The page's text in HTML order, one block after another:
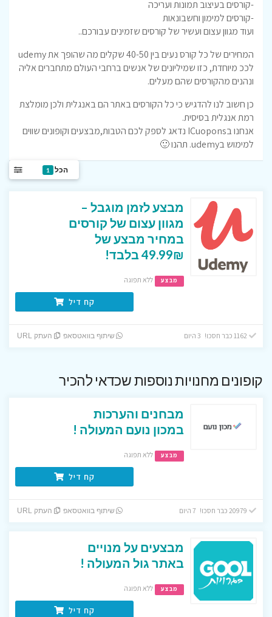
-קורסים בעיצוב תמונות ועריכה
-קורסים למימון וחשבונאות
ועוד מגוון עצום ועשיר של קורסים שזמינים עבורכם..
המחירים של כל קורס נעים בין 40-50 שקלים מה שהופך את udemy
לככ מיוחדת, כזו שמיליונים של אנשים ברחבי העולם מתחברים אליה
ונהנים מהקורסים שהם מעלים.
כן חשוב לנו להדגיש כי כל הקורסים באתר הם באנגלית ולכן מומלצת
רמת אנגלית בסיסית.
אנחנו בICuopons נדאג לספק לכם הטבות,מבצעים וקופונים שווים
למימוש בudemy. תהנו 🙂
הכל 1
מבצע לזמן מוגבל –
מגוון עצום של קורסים
במחיר מבצע של
49.99₪ בלבד!
מבצע ללא תפוגה
קח דיל
שיתוף בוואטסאפ העתק URL
קופונים מחנויות נוספות שכדאי להכיר
מבחנים והערכות
במכון נועם המעולה !
מבצע ללא תפוגה
קח דיל
שיתוף בוואטסאפ העתק URL
מבצעים על מנויים
באתר גול המעולה !
מבצע ללא תפוגה
קח דיל